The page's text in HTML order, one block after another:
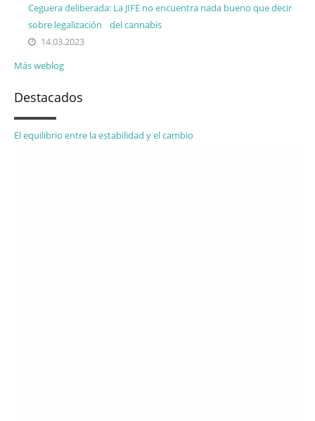
Ceguera deliberada: La JIFE no encuentra nada bueno que decir
sobre legalización del cannabis
14.03.2023
Más weblog
Destacados
El equilibrio entre la estabilidad y el cambio